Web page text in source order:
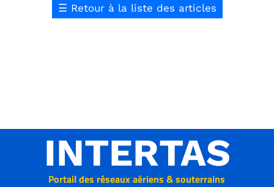
INTERTAS
Portail des réseaux aériens & souterrains
☰ Retour à la liste des articles